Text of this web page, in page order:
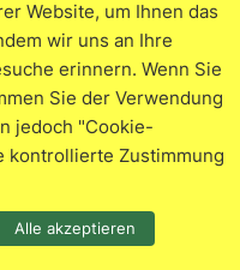
Cookie
Website, um Ihnen das
wir uns an Ihre
erinnern. Wenn Sie
Sie der Verwendung
jedoch "Cookie-
kontrollierte Zustimmung
Alle akzeptieren